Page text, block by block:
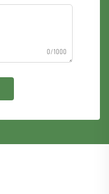
0/1000